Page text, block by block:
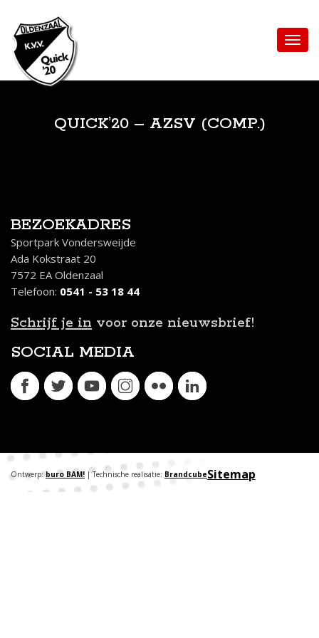
QUICK’20 – AZSV (COMP.)
BEZOEKADRES
Sportpark Vondersweijde
Ada Kokstraat 20
7572 EA Oldenzaal
Telefoon: 0541 - 53 18 44
Schrijf je in voor onze nieuwsbrief!
SOCIAL MEDIA
Sitemap
Ontwerp: buro BAM! | Technische realisatie: Brandcube